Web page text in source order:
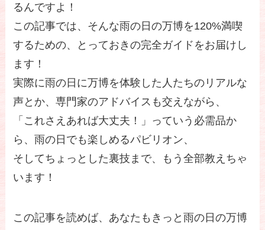
るんですよ！
この記事では、そんな雨の日の万博を120%満喫
するための、とっておきの完全ガイドをお届けし
ます！
実際に雨の日に万博を体験した人たちのリアルな
声とか、専門家のアドバイスも交えながら、
「これさえあれば大丈夫！」っていう必需品か
ら、雨の日でも楽しめるパビリオン、
そしてちょっとした裏技まで、もう全部教えちゃ
います！
この記事を読めば、あなたもきっと雨の日の万博